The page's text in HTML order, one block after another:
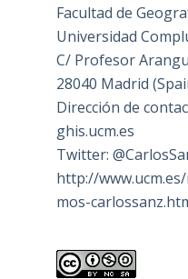
Facultad de
Universidad
C/ Profesor
28040 Madrid
Dirección de
ghis.ucm.es
Twitter:
http://
mos-